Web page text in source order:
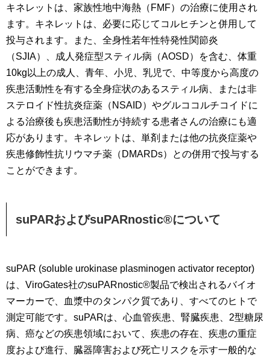
キネレットは、家族性地中海熱（FMF）の治療に使用され
ます。キネレットは、必要に応じてコルヒチンと併用して
投与されます。また、全身性若年性特発性関節炎
（SJIA）、成人発症型スティル病（AOSD）を含む、体重
10kg以上の成人、青年、小児、乳児で、中等度から高度の
疾患活動性を有する全身症状のあるスティル病、または非
ステロイド性抗炎症薬（NSAID）やグルココルチコイドに
よる治療後も疾患活動性が持続する患者さんの治療にも適
応があります。キネレットは、単剤または他の抗炎症薬や
疾患修飾性抗リウマチ薬（DMARDs）との併用で投与する
ことができます。
suPARおよびsuPARnostic®について
suPAR (soluble urokinase plasminogen activator receptor)
は、ViroGates社のsuPARnostic®製品で検出されるバイオ
マーカーで、血漿中のタンパク質であり、すべてのヒトで
測定可能です。suPARは、心血管疾患、腎臓疾患、2型糖尿
病、癌などの疾患領域において、疾患の存在、疾患の重症
度および進行、臓器障害および死亡リスクを示す一般的な